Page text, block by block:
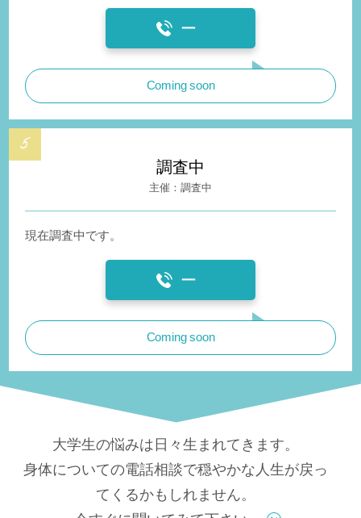
ー
Coming soon
調査中
調査中
現在調査中です。
ー
Coming soon
大学生の悩みは日々生まれてきます。
身体についての電話相談で穏やかな人生が戻っ
てくるかもしれません。